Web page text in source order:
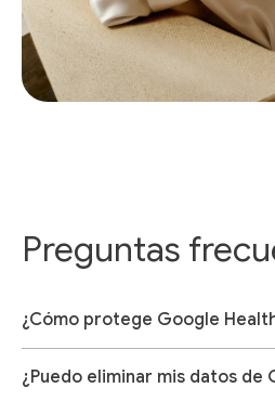
Preguntas
¿Cómo protege Google
¿Puedo eliminar mis datos de